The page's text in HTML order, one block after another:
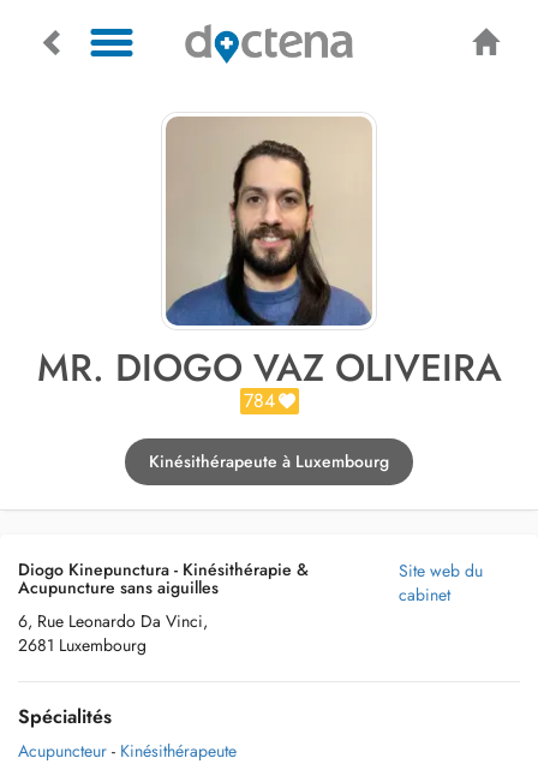
MR. DIOGO VAZ OLIVEIRA
784
Kinésithérapeute à Luxembourg
Diogo Kinepunctura - Kinésithérapie &
Acupuncture sans aiguilles
6, Rue Leonardo Da Vinci,
2681 Luxembourg
Site web du
cabinet
Spécialités
Acupuncteur - Kinésithérapeute